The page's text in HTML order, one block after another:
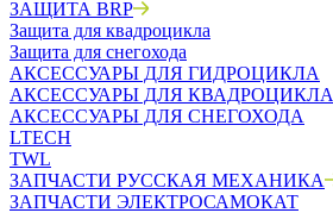
ЗАЩИТА BRP
Защита для квадроцикла
Защита для снегохода
АКСЕССУАРЫ ДЛЯ ГИДРОЦИКЛА
АКСЕССУАРЫ ДЛЯ КВАДРОЦИКЛА
АКСЕССУАРЫ ДЛЯ СНЕГОХОДА
LTECH
TWL
ЗАПЧАСТИ РУССКАЯ МЕХАНИКА
ЗАПЧАСТИ ЭЛЕКТРОСАМОКАТ